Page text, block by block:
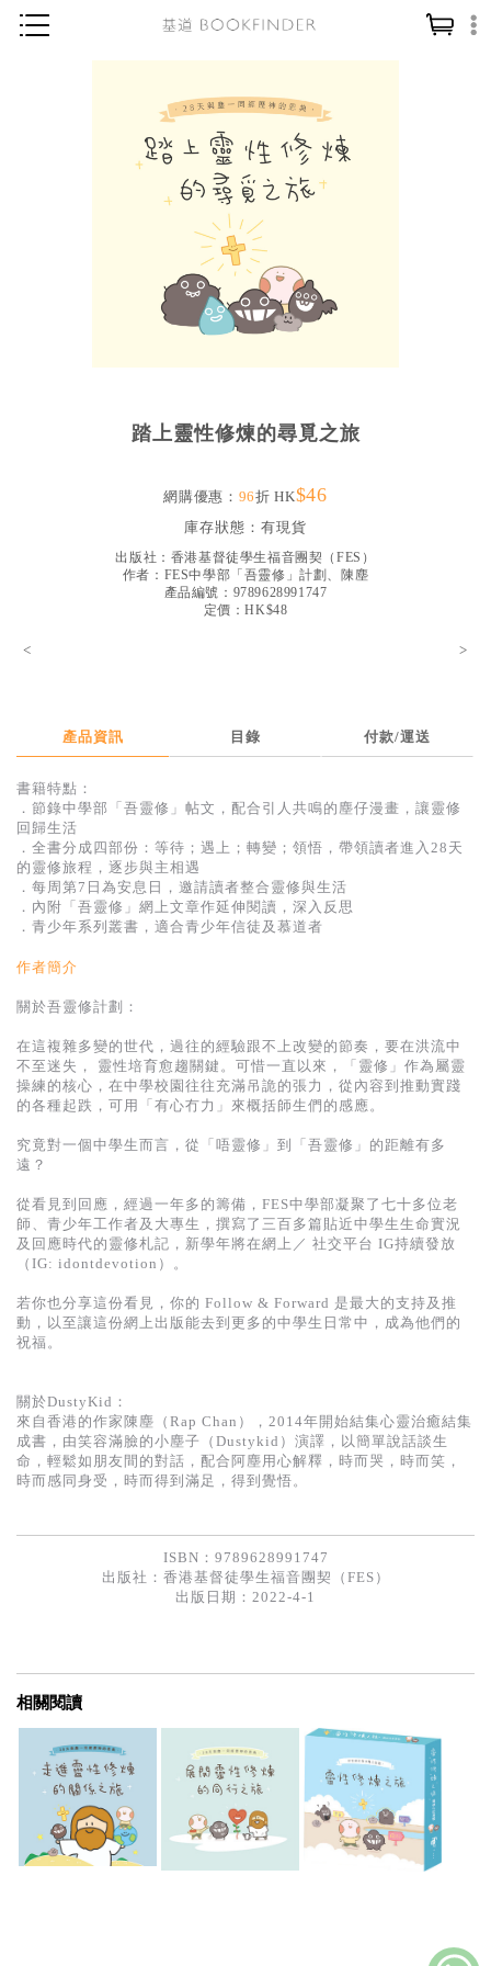
讀經／研經
聖經
社會／倫理
文藝／勵志
得獎作品推介
中文二手書
英文二手書
精選英文書
踏上靈性修煉的尋覓之旅
網購優惠： 96折 HK$46
庫存狀態： 有現貨
出版社： 香港基督徒學生福音團契（FES）
作者： FES中學部「吾靈修」計劃、陳塵
產品編號：9789628991747
定價：HK$48
< >
產品資訊 目錄 付款/運送
書籍特點：
．節錄中學部「吾靈修」帖文，配合引人共鳴的塵仔漫畫，讓靈修
回歸生活
．全書分成四部份：等待；遇上；轉變；領悟，帶領讀者進入28天
的靈修旅程，逐步與主相遇
．每周第7日為安息日，邀請讀者整合靈修與生活
．內附「吾靈修」網上文章作延伸閱讀，深入反思
．青少年系列叢書，適合青少年信徒及慕道者
作者簡介
關於吾靈修計劃：
在這複雜多變的世代，過往的經驗跟不上改變的節奏，要在洪流中
不至迷失， 靈性培育愈趨關鍵。可惜一直以來，「靈修」作為屬靈
操練的核心，在中學校園往往充滿吊詭的張力，從內容到推動實踐
的各種起跌，可用「有心冇力」來概括師生們的感應。
究竟對一個中學生而言，從「唔靈修」到「吾靈修」的距離有多
遠？
從看見到回應，經過一年多的籌備，FES中學部凝聚了七十多位老
師、青少年工作者及大專生，撰寫了三百多篇貼近中學生生命實況
及回應時代的靈修札記，新學年將在網上／ 社交平台 IG持續發放
（IG: idontdevotion）。
若你也分享這份看見，你的 Follow & Forward 是最大的支持及推
動，以至讓這份網上出版能去到更多的中學生日常中，成為他們的
祝福。
關於DustyKid：
來自香港的作家陳塵（Rap Chan），2014年開始結集心靈治癒結集
成書，由笑容滿臉的小塵子（Dustykid）演譯，以簡單說話談生
命，輕鬆如朋友間的對話，配合阿塵用心解釋，時而哭，時而笑，
時而感同身受，時而得到滿足，得到覺悟。
ISBN：9789628991747
出版社： 香港基督徒學生福音團契（FES）
出版日期：2022-4-1
相關閱讀